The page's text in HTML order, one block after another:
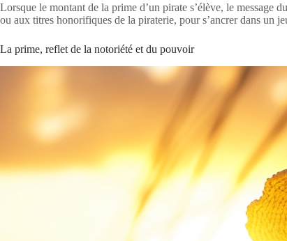
Lorsque le montant de la prime d’un pirate s’élève, le message
ou aux titres honorifiques de la piraterie, pour s’ancrer dans un
La prime, reflet de la notoriété et du pouvoir